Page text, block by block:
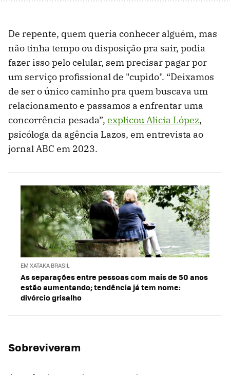
De repente, quem queria conhecer alguém, mas
não tinha tempo ou disposição pra sair, podia
fazer isso pelo celular, sem precisar pagar por
um serviço profissional de "cupido". “Deixamos
de ser o único caminho pra quem buscava um
relacionamento e passamos a enfrentar uma
concorrência pesada”, explicou Alicia López,
psicóloga da agência Lazos, em entrevista ao
jornal ABC em 2023.
EM XATAKA BRASIL
As separações entre pessoas com mais de 50 anos
estão aumentando; tendência já tem nome:
divórcio grisalho
Sobreviveram